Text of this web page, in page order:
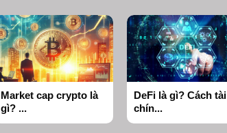
Market cap crypto là
gì? ...
DeFi là gì? Cách tài
chín...